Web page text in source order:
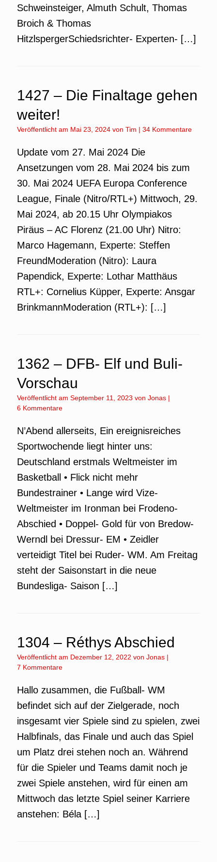
Schweinsteiger, Almuth Schult, Thomas
Broich & Thomas
HitzlspergerSchiedsrichter- Experten- […]
1427 – Die Finaltage gehen
weiter!
Veröffentlicht am Mai 23, 2024 von Tim | 34 Kommentare
Update vom 27. Mai 2024 Die
Ansetzungen vom 28. Mai 2024 bis zum
30. Mai 2024 UEFA Europa Conference
League, Finale (Nitro/RTL+) Mittwoch, 29.
Mai 2024, ab 20.15 Uhr Olympiakos
Piräus – AC Florenz (21.00 Uhr) Nitro:
Marco Hagemann, Experte: Steffen
FreundModeration (Nitro): Laura
Papendick, Experte: Lothar Matthäus
RTL+: Cornelius Küpper, Experte: Ansgar
BrinkmannModeration (RTL+): […]
1362 – DFB- Elf und Buli-
Vorschau
Veröffentlicht am September 11, 2023 von Jonas |
6 Kommentare
N’Abend allerseits, Ein ereignisreiches
Sportwochende liegt hinter uns:
Deutschland erstmals Weltmeister im
Basketball • Flick nicht mehr
Bundestrainer • Lange wird Vize-
Weltmeister im Ironman bei Frodeno-
Abschied • Doppel- Gold für von Bredow-
Werndl bei Dressur- EM • Zeidler
verteidigt Titel bei Ruder- WM. Am Freitag
steht der Saisonstart in die neue
Bundesliga- Saison […]
1304 – Réthys Abschied
Veröffentlicht am Dezember 12, 2022 von Jonas |
7 Kommentare
Hallo zusammen, die Fußball- WM
befindet sich auf der Zielgerade, noch
insgesamt vier Spiele sind zu spielen, zwei
Halbfinals, das Finale und auch das Spiel
um Platz drei stehen noch an. Während
für die Spieler und Teams damit noch je
zwei Spiele anstehen, wird für einen am
Mittwoch das letzte Spiel seiner Karriere
anstehen: Béla […]